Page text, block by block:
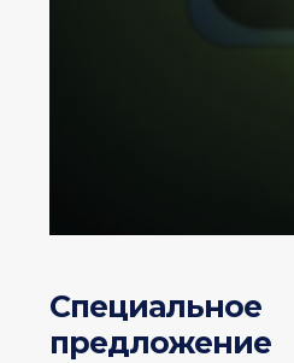
Специальное
предложение